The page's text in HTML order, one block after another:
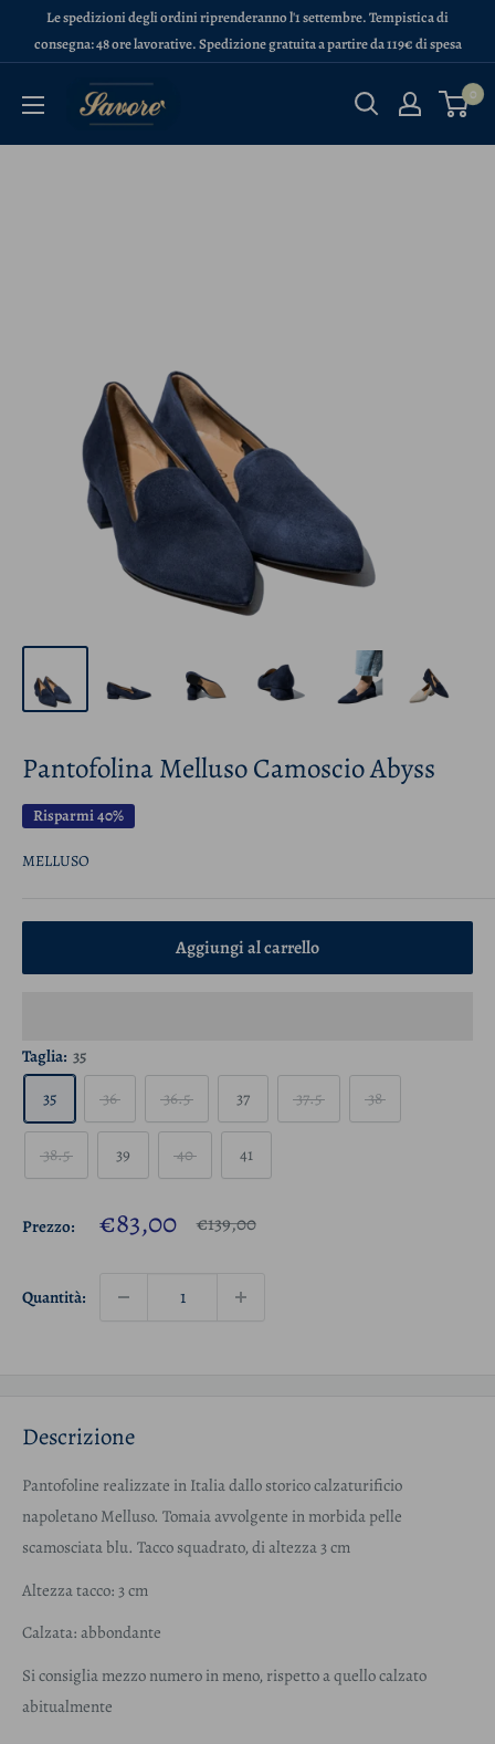
Le spedizioni degli ordini riprenderanno l'1 settembre. Tempistica di
consegna: 48 ore lavorative. Spedizione gratuita a partire da 119€ di spesa
Calzature
Savorè
0
Pantofolina Melluso Camoscio Abyss
Risparmi 40%
MELLUSO
Aggiungi al carrello
Taglia: 35
35
36 36.5 37 37.5 38
38.5 39 40 41
Prezzo: Prezzo
€83,00 Prezzo
€139,00
Quantità:
Descrizione
Pantofoline realizzate in Italia dallo storico calzaturificio
napoletano Melluso. Tomaia avvolgente in morbida pelle
scamosciata blu. Tacco squadrato, di altezza 3 cm
Altezza tacco: 3 cm
Calzata: abbondante
Si consiglia mezzo numero in meno, rispetto a quello calzato
abitualmente